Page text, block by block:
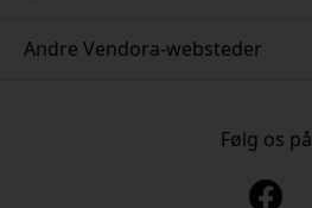
Andre Vendora-websteder
www.nordicsmartlight.seFølg os på